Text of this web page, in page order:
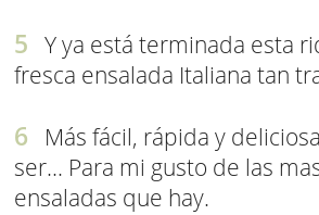
Y ya está terminada esta
fresca ensalada Italiana tan
Más fácil, rápida y
ser... Para mi gusto de las
ensaladas que hay.